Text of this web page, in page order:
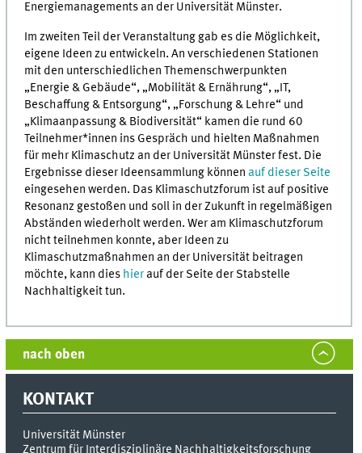
Energiemanagements an der Universität Münster.
Im zweiten Teil der Veranstaltung gab es die Möglichkeit,
eigene Ideen zu entwickeln. An verschiedenen Stationen
mit den unterschiedlichen Themenschwerpunkten
„Energie & Gebäude“, „Mobilität & Ernährung“, „IT,
Beschaffung & Entsorgung“, „Forschung & Lehre“ und
„Klimaanpassung & Biodiversität“ kamen die rund 60
Teilnehmer*innen ins Gespräch und hielten Maßnahmen
für mehr Klimaschutz an der Universität Münster fest. Die
Ergebnisse dieser Ideensammlung können auf dieser Seite
eingesehen werden. Das Klimaschutzforum ist auf positive
Resonanz gestoßen und soll in der Zukunft in regelmäßigen
Abständen wiederholt werden. Wer am Klimaschutzforum
nicht teilnehmen konnte, aber Ideen zu
Klimaschutzmaßnahmen an der Universität beitragen
möchte, kann dies hier auf der Seite der Stabstelle
Nachhaltigkeit tun.
nach oben
KONTAKT
Universität Münster
Zentrum für Interdisziplinäre Nachhaltigkeitsforschung